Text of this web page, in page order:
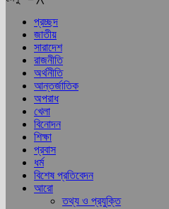
প্রচ্ছদ
জাতীয়
সারাদেশ
রাজনীতি
অর্থনীতি
আন্তর্জাতিক
অপরাধ
খেলা
বিনোদন
শিক্ষা
প্রবাস
ধর্ম
বিশেষ প্রতিবেদন
আরো
তথ্য ও প্রযুক্তি